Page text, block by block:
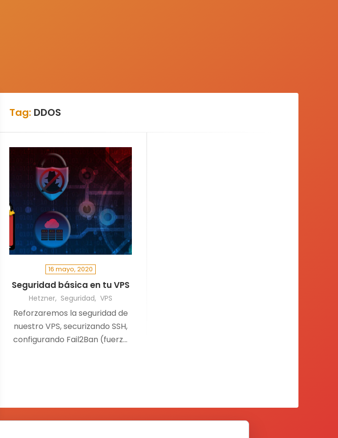
Tag: DDOS
16 mayo, 2020
Seguridad básica en tu VPS
Hetzner Seguridad VPS
Reforzaremos la seguridad de
nuestro VPS, securizando SSH,
configurando Fail2Ban (fuerza